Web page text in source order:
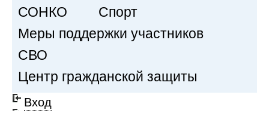
СОНКО
Спорт
Меры поддержки участников
СВО
Центр гражданской защиты
Вход